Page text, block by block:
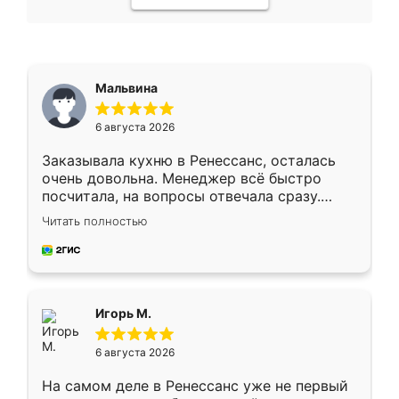
Мальвина
6 августа 2026
Заказывала кухню в Ренессанс, осталась
очень довольна. Менеджер всё быстро
посчитала, на вопросы отвечала сразу.
Замерщик приехал в субботу, подошёл к
делу со всей ответственностью. Собрали
за день, ребята работали аккуратно, даже
Читать полностью
Игорь М.
6 августа 2026
На самом деле в Ренессанс уже не первый